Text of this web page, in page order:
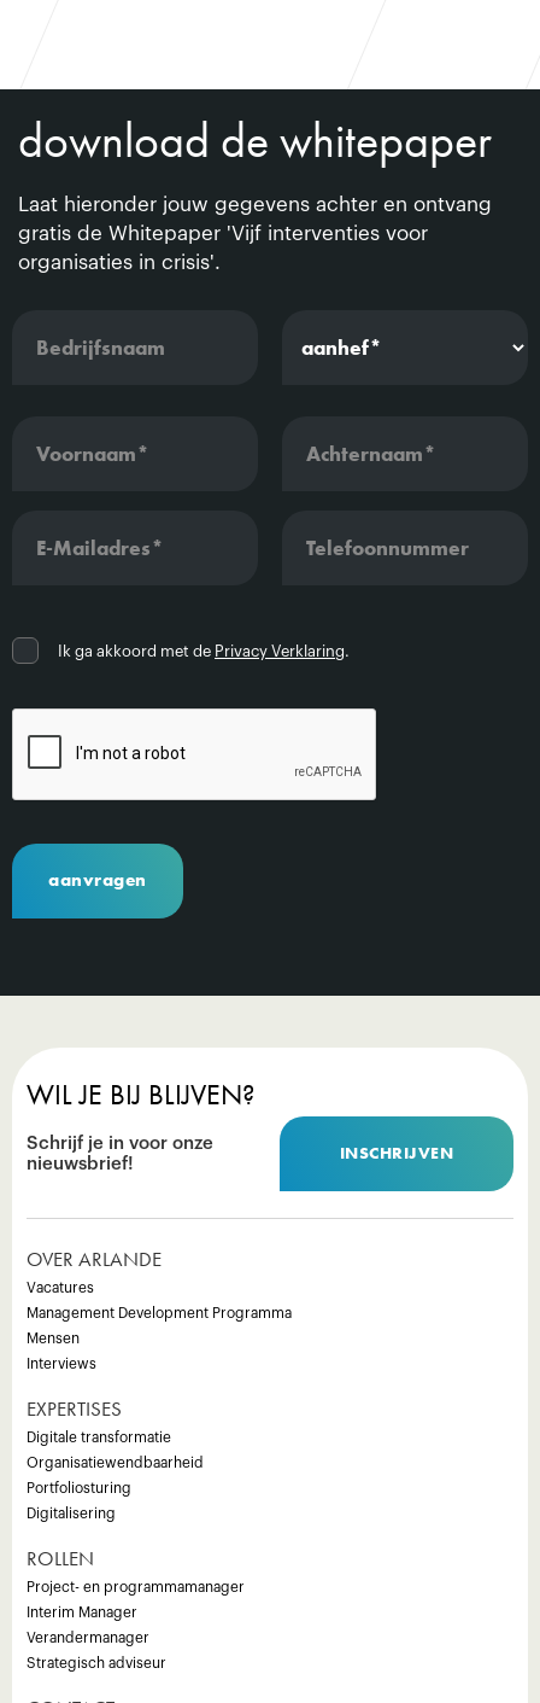
download de whitepaper
Laat hieronder jouw gegevens achter en ontvang
gratis de Whitepaper 'Vijf interventies voor
organisaties in crisis'.
Ik ga akkoord met de Privacy Verklaring.
WIL JE BIJ BLIJVEN?
Schrijf je in voor onze
nieuwsbrief!
INSCHRIJVEN
OVER ARLANDE
Vacatures
Management Development Programma
Mensen
Interviews
EXPERTISES
Digitale transformatie
Organisatiewendbaarheid
Portfoliosturing
Digitalisering
ROLLEN
Project- en programmamanager
Interim Manager
Verandermanager
Strategisch adviseur